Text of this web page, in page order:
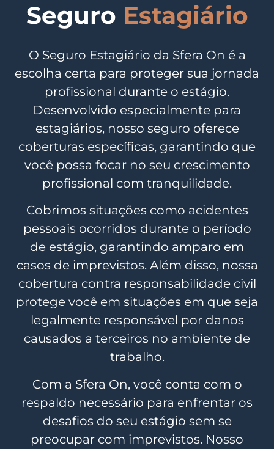
Seguro Estagiário
O Seguro Estagiário da Sfera On é a
escolha certa para proteger sua jornada
profissional durante o estágio.
Desenvolvido especialmente para
estagiários, nosso seguro oferece
coberturas específicas, garantindo que
você possa focar no seu crescimento
profissional com tranquilidade.
Cobrimos situações como acidentes
pessoais ocorridos durante o período
de estágio, garantindo amparo em
casos de imprevistos. Além disso, nossa
cobertura contra responsabilidade civil
protege você em situações em que seja
legalmente responsável por danos
causados a terceiros no ambiente de
trabalho.
Com a Sfera On, você conta com o
respaldo necessário para enfrentar os
desafios do seu estágio sem se
preocupar com imprevistos. Nosso